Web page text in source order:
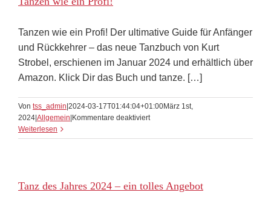
Tanzen wie ein Profi! Der ultimative Guide für Anfänger
und Rückkehrer – das neue Tanzbuch von Kurt
Strobel, erschienen im Januar 2024 und erhältlich über
Amazon. Klick Dir das Buch und tanze. […]
Von tss_admin 2024-03-17T01:44:04+01:00März 1st,
2024 Allgemein Kommentare deaktiviertfür
wie
Weiterlesen
Tanz des Jahres 2024 – ein tolles Angebot